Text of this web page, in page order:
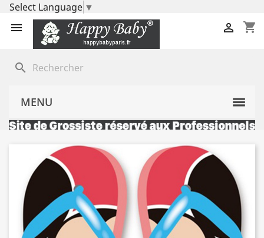
Select Language ▼
 shopping_cart

search
MENU